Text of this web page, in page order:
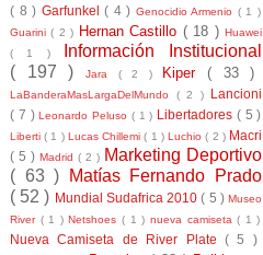
( 8 ) Garfunkel ( 4 ) Genocidio Armenio ( 1 )
Guarini( 2 ) Hernan Castillo ( 18 )Huawei
( 1 )
Información Institucional
( 197 )
Jara ( 2 ) Kiper( 33 )
LaBanderaMasLargaDelMundo ( 2 ) Lancioni
( 7 )Leonardo Peluso ( 1 ) Libertadores ( 5 )
Liberti( 1 ) Lucas Chillemi( 1 )Luchio( 2 ) Macri
( 5 ) Madrid ( 2 ) Marketing Deportivo
( 63 )
Matías Fernando Prado
( 52 ) Mundial Sudafrica 2010( 5 )Museo
River ( 1 )Netshoes( 1 ) nueva camiseta( 1 )
Nueva Camiseta de River Plate ( 5 )